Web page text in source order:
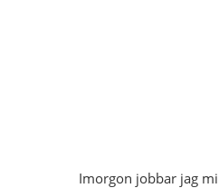
Imorgon jobbar jag